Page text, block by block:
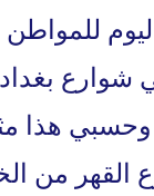
للمواطن
شوارع
هذا
من